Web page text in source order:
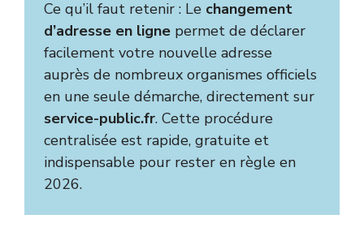
Ce qu’il faut retenir : Le changement
d’adresse en ligne permet de déclarer
facilement votre nouvelle adresse
auprès de nombreux organismes officiels
en une seule démarche, directement sur
service-public.fr. Cette procédure
centralisée est rapide, gratuite et
indispensable pour rester en règle en
2026.